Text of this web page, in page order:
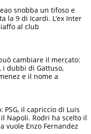
snobba un tifoso e
la 9 di Icardi. L’ex Inter
al club
cambiare il mercato:
i dubbi di Gattuso,
e il nome a
PSG, il capriccio di Luis
Napoli. Rodri ha scelto il
vuole Enzo Fernandez